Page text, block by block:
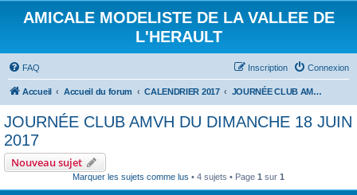
AMICALE MODELISTE DE LA VALLEE DE
L'HERAULT
FAQ Connexion
Inscription
Accueil Accueil du forum CALENDRIER 2017 JOURNÉE CLUB AMVH DU DIMANCHE 18 JUIN 2017
JOURNÉE CLUB AMVH DU DIMANCHE 18 JUIN
2017
Nouveau sujet
Marquer les sujets comme lus • 4 sujets • Page 1 sur 1